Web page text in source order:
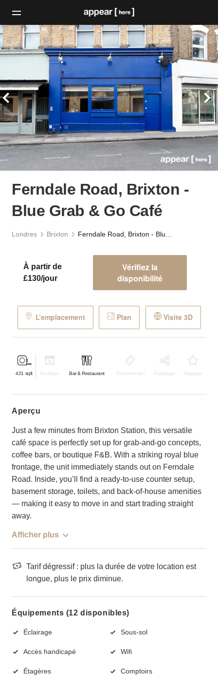
Ferndale Road, Brixton -
Blue Grab & Go Café
Londres Brixton
À partir de
£130/jour
Vérifiez la
disponibilité
L’emplacement Plan Visite 3D
421 sqft Boutique Bar & Restaurant Événementiel À partager Atypique
aperçu
Just a few minutes from Brixton Station, this versatile
café space is perfectly set up for grab-and-go concepts,
coffee bars, or boutique F&B. With a striking royal blue
frontage, the unit immediately stands out on Ferndale
Road. Inside, you’ll find a ready-to-use counter setup,
basement storage, toilets, and back-of-house amenities
— making it easy to move in and start trading straight
away.
Afficher plus
Tarif dégressif : plus la durée de votre location est
longue, plus le prix diminue.
Équipements (12 disponibles)
Éclairage Sous-sol
Accès handicapé Wifi
Étagères Comptoirs